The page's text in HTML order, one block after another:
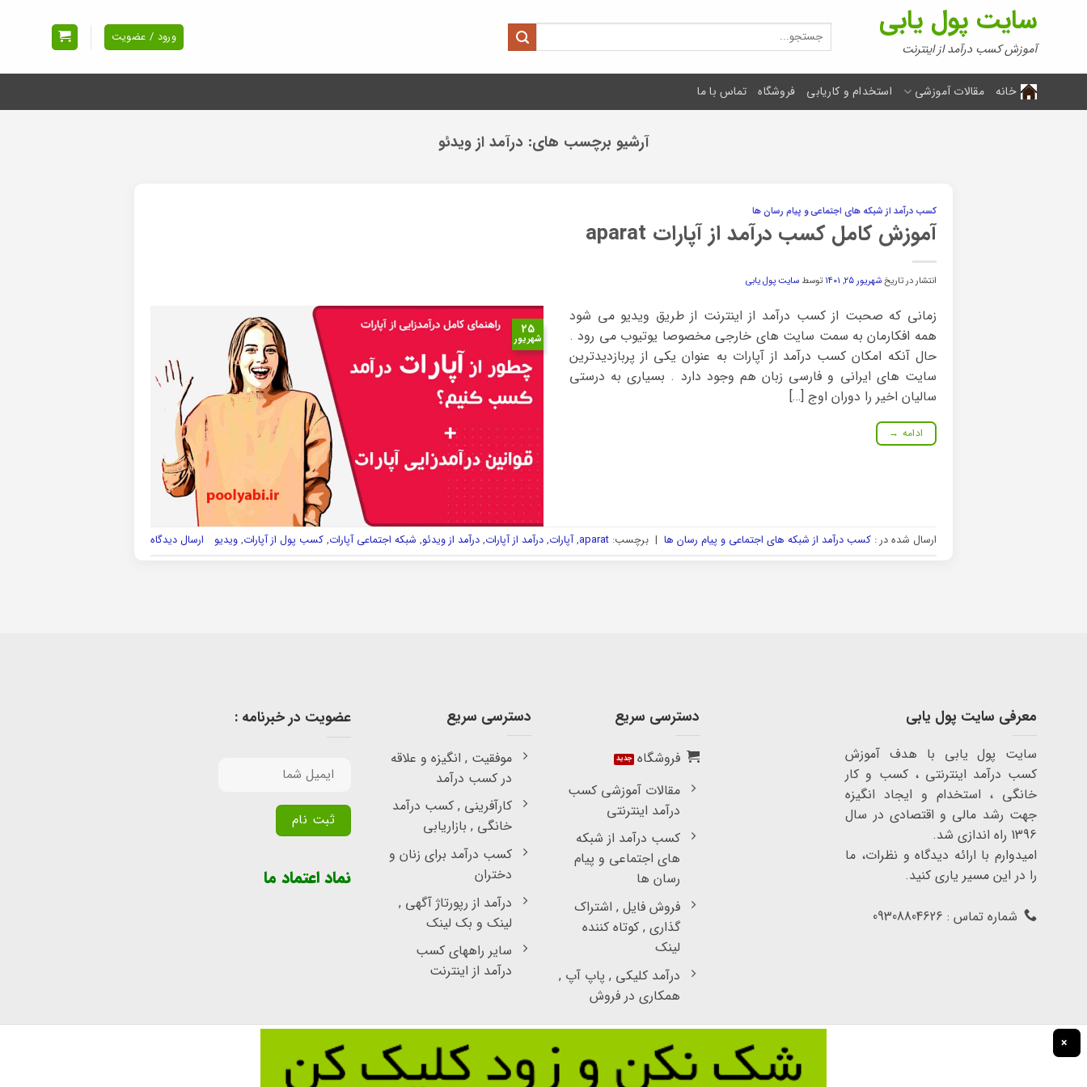
سایت پول یابی
آموزش کسب درآمد از اینترنت
جستجو
برای:
ورود / عضویت
خانه مقالات آموزشی استخدام و کاریابی فروشگاه تماس با ما
آرشیو برچسب های: درآمد از ویدئو
کسب درآمد از شبکه های اجتماعی و پیام رسان ها
آموزش کامل کسب درآمد از آپارات aparat
انتشار در تاریخشهریور ۲۵, ۱۴۰۱ توسطسایت پول یابی
۲۵
شهریور
زمانی که صحبت از کسب درآمد از اینترنت از طریق ویدیو می شود
همه افکارمان به سمت سایت های خارجی مخصوصا یوتیوب می رود .
حال آنکه امکان کسب درآمد از آپارات به عنوان یکی از پربازدیدترین
سایت های ایرانی و فارسی زبان هم وجود دارد . بسیاری به درستی
سالیان اخیر را دوران اوج […]
ادامه →
ارسال شده در :کسب درآمد از شبکه های اجتماعی و پیام رسان ها | برچسب:aparat
,آپارات,درآمد از آپارات,درآمد از ویدئو, شبکه اجتماعی آپارات,کسب پول از آپارات,ویدیو ارسال دیدگاه
معرفی سایت پول یابی
سایت پول یابی با هدف آموزش
کسب درآمد اینترنتی ، کسب و کار
خانگی ، استخدام و ایجاد انگیزه
جهت رشد مالی و اقتصادی در سال
1396 راه اندازی شد.
امیدوارم با ارائه دیدگاه و نظرات، ما
را در این مسیر یاری کنید.
شماره تماس : 09308804626
دسترسی سریع
فروشگاه
مقالات آموزشی کسب
درآمد اینترنتی
کسب درآمد از شبکه
های اجتماعی و پیام
رسان ها
فروش فایل , اشتراک
گذاری , کوتاه کننده
لینک
درآمد کلیکی , پاپ آپ ,
همکاری در فروش
دسترسی سریع
موفقیت , انگیزه و علاقه
در کسب درآمد
کارآفرینی , کسب درآمد
خانگی , بازاریابی
کسب درآمد برای زنان و
دختران
درآمد از رپورتاژ آگهی ,
لینک و بک لینک
سایر راههای کسب
درآمد از اینترنت
عضویت در خبرنامه :
نماد اعتماد ما
×